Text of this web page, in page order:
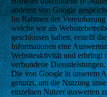
anderen von Google
Im Rahmen der
welche wir als
geschlossen haben, erstellt
Informationen eine
Websiteaktivität und erbringt
verbundene Dienstleistungen.
Die von Google in unserem
genutzt, um die Nutzung
einzelnen Nutzer auswerten